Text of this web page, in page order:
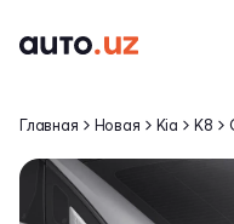
Главная Новая Kia K8